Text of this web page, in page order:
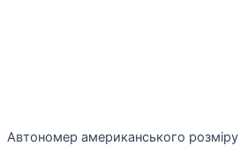
Автономер американського розміру